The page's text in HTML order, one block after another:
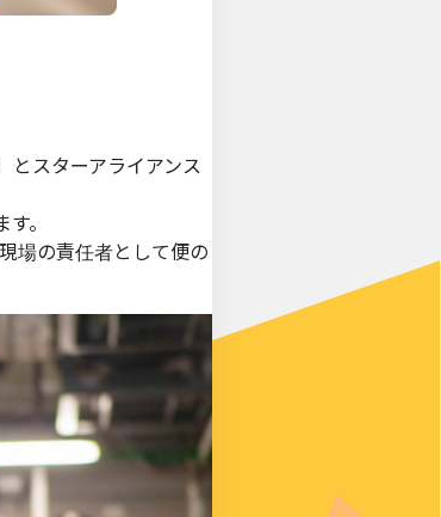
とスターアライアンス
。
場の責任者として便の